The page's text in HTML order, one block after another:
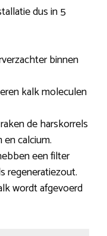
dus in 5
binnen
kalk moleculen
de harskorrels
calcium.
een filter
regeneratiezout.
wordt afgevoerd